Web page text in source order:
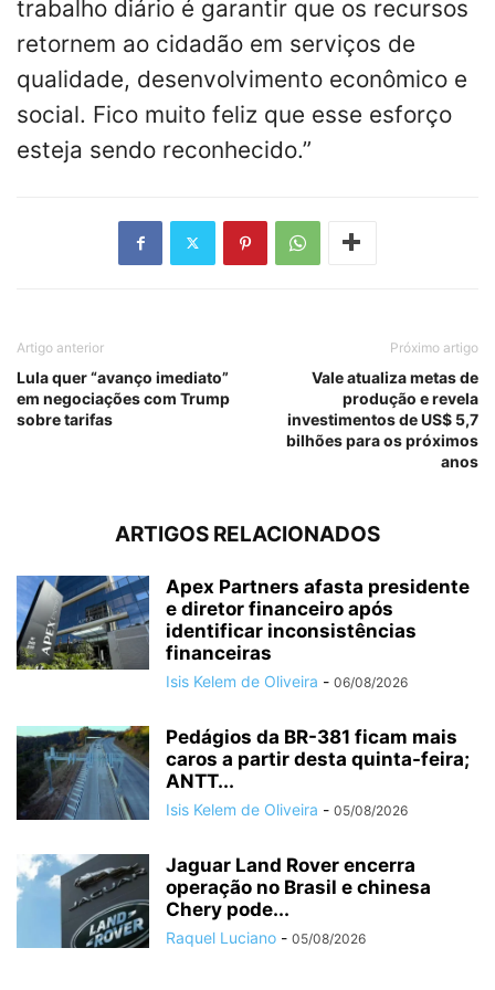
trabalho diário é garantir que os recursos
retornem ao cidadão em serviços de
qualidade, desenvolvimento econômico e
social. Fico muito feliz que esse esforço
esteja sendo reconhecido.”
Artigo anterior
Lula quer “avanço imediato”
em negociações com Trump
sobre tarifas
Próximo artigo
Vale atualiza metas de
produção e revela
investimentos de US$ 5,7
bilhões para os próximos
anos
ARTIGOS RELACIONADOS
Apex Partners afasta presidente
e diretor financeiro após
identificar inconsistências
financeiras
Isis Kelem de Oliveira - 06/08/2026
Pedágios da BR-381 ficam mais
caros a partir desta quinta-feira;
ANTT...
Isis Kelem de Oliveira - 05/08/2026
Jaguar Land Rover encerra
operação no Brasil e chinesa
Chery pode...
Raquel Luciano - 05/08/2026